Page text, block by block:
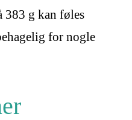
383 g kan føles
for nogle